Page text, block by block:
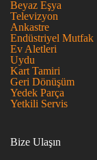
Beyaz Eşya
Televizyon
Ankastre
Endüstriyel Mutfak
Ev Aletleri
Uydu
Kart Tamiri
Geri Dönüşüm
Yedek Parça
Yetkili Servis
Bize Ulaşın